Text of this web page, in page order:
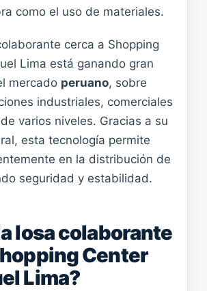
como el uso de materiales.
cerca a Shopping
Lima está ganando gran
mercado peruano, sobre
industriales, comerciales
varios niveles. Gracias a su
esta tecnología permite
en la distribución de
seguridad y estabilidad.
losa colaborante
Center
Lima?